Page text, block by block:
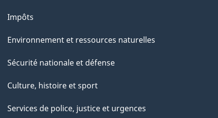
Impôts
Environnement et ressources naturelles
Sécurité nationale et défense
Culture, histoire et sport
Services de police, justice et urgences